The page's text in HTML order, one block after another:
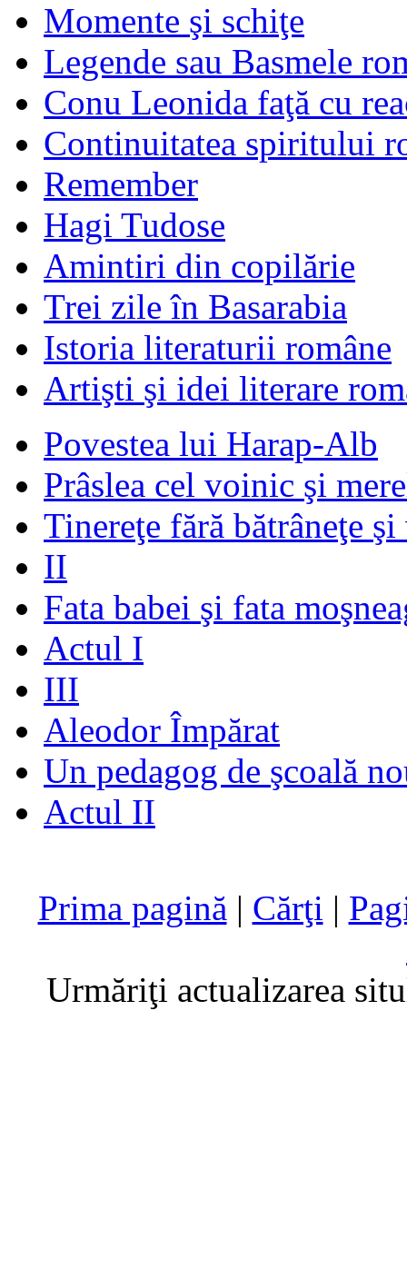
Momente şi schiţe
Legende sau Basmele
Conu Leonida faţă cu
Continuitatea spiritului
Remember
Hagi Tudose
Amintiri din copilărie
Trei zile în Basarabia
Istoria literaturii române
Artişti şi idei literare
Povestea lui Harap-Alb
Prâslea cel voinic şi
Tinereţe fără bătrâneţe
II
Fata babei şi fata
Actul I
III
Aleodor Împărat
Un pedagog de şcoală
Actul II
Prima pagină | Cărţi |
Urmăriţi actualizarea